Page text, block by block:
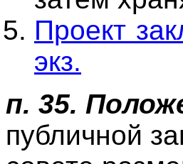
Проект
экз.
п. 35.
публичной